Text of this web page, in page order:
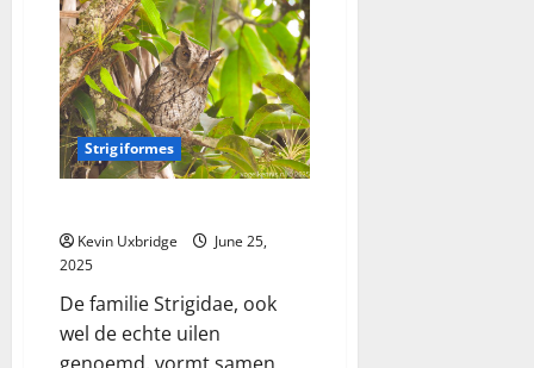
ibissen
Strigiformes
Kevin Uxbridge
June 25,
2025
De familie Strigidae, ook
wel de echte uilen